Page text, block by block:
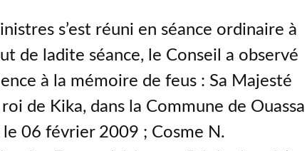
s’est réuni en séance ordinaire à
de ladite séance, le Conseil a observé
à la mémoire de feus : Sa Majesté
de Kika, dans la Commune de Ouassa
le 06 février 2009 ; Cosme N.